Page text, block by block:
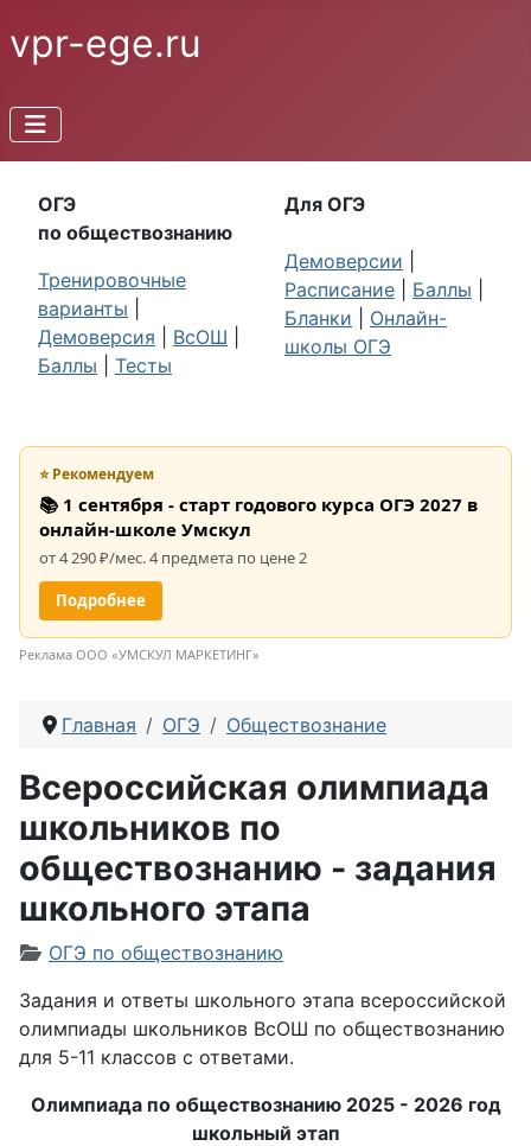
vpr-ege.ru
ОГЭ
по обществознанию
Тренировочные
варианты
Демоверсия
ВсОШ
Баллы
Тесты
Для ОГЭ
Демоверсии
Расписание
Баллы
Бланки
Онлайн-
школы ОГЭ
⭐ Рекомендуем
📚 1 сентября - старт годового курса ОГЭ 2027 в
онлайн-школе Умскул
от 4 290 ₽/мес. 4 предмета по цене 2
Подробнее
Реклама ООО «УМСКУЛ МАРКЕТИНГ»
Главная ОГЭ Обществознание
Всероссийская олимпиада
школьников по
обществознанию - задания
школьного этапа
Информация о материале
ОГЭ по обществознанию
Задания и ответы школьного этапа всероссийской
олимпиады школьников ВсОШ по обществознанию
для 5-11 классов с ответами.
Олимпиада по обществознанию 2025 - 2026 год
школьный этап